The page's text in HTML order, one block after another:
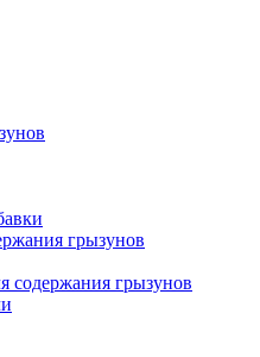
грызунов
содержания грызунов